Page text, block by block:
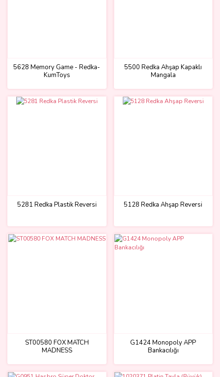
5628 Memory Game - Redka-
KumToys
5500 Redka Ahşap Kapaklı
Mangala
5281 Redka Plastik Reversi 5128 Redka Ahşap Reversi
ST00580 FOX MATCH
MADNESS
G1424 Monopoly APP
Bankacılığı